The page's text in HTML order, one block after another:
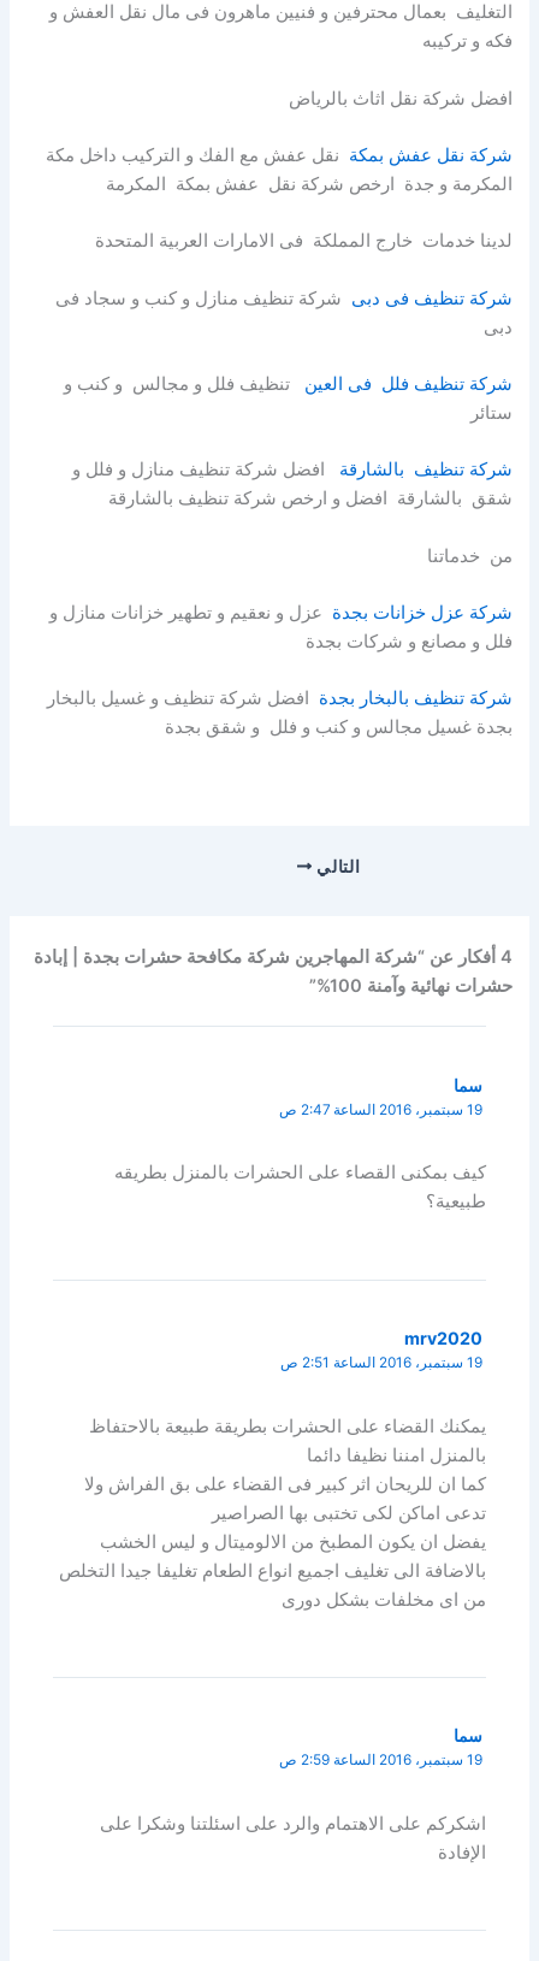
التغليف بعمال محترفين و فنيين ماهرون فى مال نقل العفش و
فكه و تركيبه
افضل شركة نقل اثاث بالرياض
شركة نقل عفش بمكة نقل عفش مع الفك و التركيب داخل مكة
المكرمة و جدة ارخص شركة نقل عفش بمكة المكرمة
لدينا خدمات خارج المملكة فى الامارات العربية المتحدة
شركة تنظيف فى دبى شركة تنظيف منازل و كنب و سجاد فى
دبى
شركة تنظيف فلل فى العين تنظيف فلل و مجالس و كنب و
ستائر
شركة تنظيف بالشارقة افضل شركة تنظيف منازل و فلل و
شقق بالشارقة افضل و ارخص شركة تنظيف بالشارقة
من خدماتنا
شركة عزل خزانات بجدة عزل و نعقيم و تطهير خزانات منازل و
فلل و مصانع و شركات بجدة
شركة تنظيف بالبخار بجدة
افضل شركة تنظيف و غسيل بالبخار
بجدة غسيل مجالس و كنب و فلل و شقق بجدة
التالي
4 أفكار عن “شركة المهاجرين شركة مكافحة حشرات بجدة | إبادة
حشرات نهائية وآمنة 100%”
سما
19 سبتمبر، 2016 الساعة 2:47 ص
كيف بمكنى القصاء على الحشرات بالمنزل بطريقه
طبيعية؟
mrv2020
19 سبتمبر، 2016 الساعة 2:51 ص
يمكنك القضاء على الحشرات بطريقة طبيعة بالاحتفاظ
بالمنزل امننا نظيفا دائما
كما ان للريحان اثر كبير فى القضاء على بق الفراش ولا
تدعى اماكن لكى تختبى بها الصراصير
يفضل ان يكون المطبخ من الالوميتال و ليس الخشب
بالاضافة الى تغليف اجميع انواع الطعام تغليفا جيدا التخلص
من اى مخلفات بشكل دورى
سما
19 سبتمبر، 2016 الساعة 2:59 ص
اشكركم على الاهتمام والرد على اسئلتنا وشكرا على
الإفادة